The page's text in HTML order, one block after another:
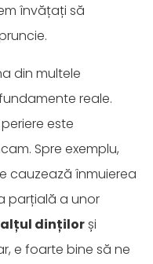
învățați să
din multele
reale.
este
Spre exemplu,
cauzează înmuierea
parțială a unor
dințilorși
e foarte bine să ne